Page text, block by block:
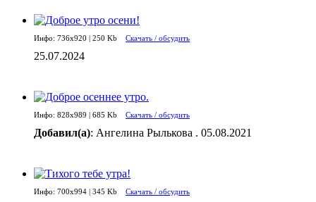
Инфо: 736х920 | 250 Kb Скачать / обсудить
25.07.2024
Инфо: 828х989 | 685 Kb Скачать / обсудить
Добавил(а): Ангелина Рылькова . 05.08.2021
Инфо: 700х994 | 345 Kb Скачать / обсудить